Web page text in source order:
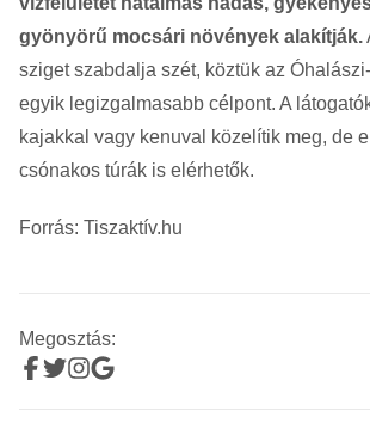
gyönyörű mocsári növények alakítják.
sziget szabdalja szét, köztük az
egyik legizgalmasabb célpont. A
kajakkal vagy kenuval közelítik meg, de
csónakos túrák is elérhetők.
Forrás: Tiszaktív.hu
Megosztás: